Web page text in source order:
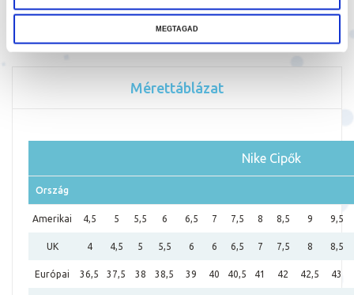
MEGTAGAD
Kategóriák: Cipők,Cipők & Zoknik,
Mérettáblázat
Nike Cipők
Ország
Amerikai 4,5 5 5,5 6 6,5 7 7,5 8 8,5 9 9,5
UK 4 4,5 5 5,5 6 6 6,5 7 7,5 8 8,5
Európai 36,5 37,5 38 38,5 39 40 40,5 41 42 42,5 43